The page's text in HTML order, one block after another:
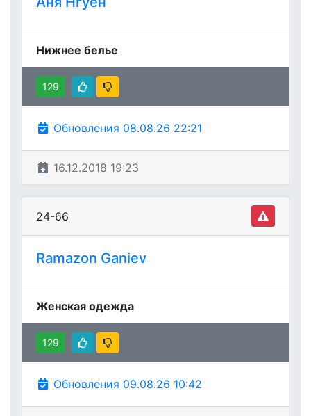
Нижнее белье
129
Обновления 08.08.26 22:21
16.12.2018 19:23
24-66
Ramazon Ganiev
Женская одежда
129
Обновления 09.08.26 10:42